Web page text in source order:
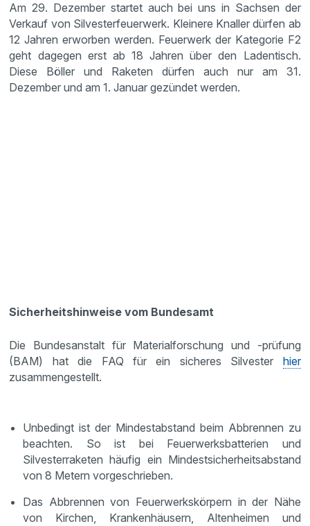
Am 29. Dezember startet auch bei uns in Sachsen der
Verkauf von Silvesterfeuerwerk. Kleinere Knaller dürfen ab
12 Jahren erworben werden. Feuerwerk der Kategorie F2
geht dagegen erst ab 18 Jahren über den Ladentisch.
Diese Böller und Raketen dürfen auch nur am 31.
Dezember und am 1. Januar gezündet werden.
Sicherheitshinweise vom Bundesamt
Die Bundesanstalt für Materialforschung und -prüfung
(BAM) hat die FAQ für ein sicheres Silvester hier
zusammengestellt.
Unbedingt ist der Mindestabstand beim Abbrennen zu
beachten. So ist bei Feuerwerksbatterien und
Silvesterraketen häufig ein Mindestsicherheitsabstand
von 8 Metern vorgeschrieben.
Das Abbrennen von Feuerwerkskörpern in der Nähe
von Kirchen, Krankenhäusern, Altenheimen und